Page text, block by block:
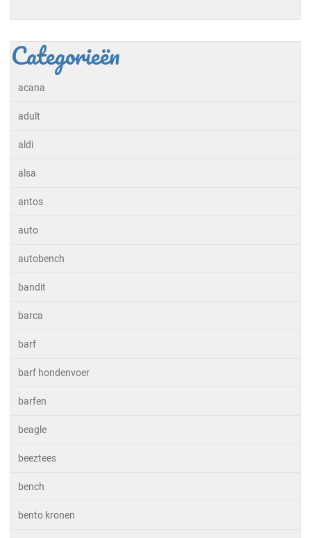
Categorieën
acana
adult
aldi
alsa
antos
auto
autobench
bandit
barca
barf
barf hondenvoer
barfen
beagle
beeztees
bench
bento kronen